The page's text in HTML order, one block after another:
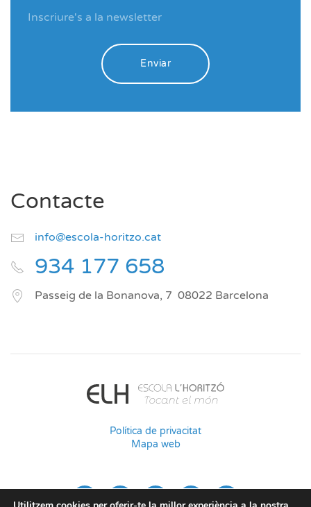
Enviar
Contacte
info@escola-horitzo.cat
934 177 658
Passeig de la Bonanova, 7 08022 Barcelona
Política de privacitat
Mapa web